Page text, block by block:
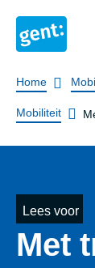
Home
Mobiliteit
Lees voor
Met